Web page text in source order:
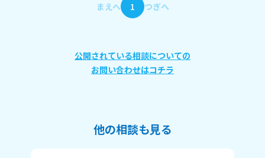
まえへ 1 つぎへ
公開されている相談についての
お問い合わせはコチラ
他の相談も見る